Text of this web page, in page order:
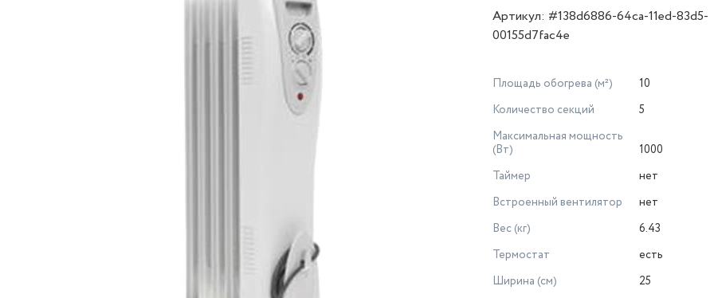
Артикул: #138d6886-64ca-11ed-83d5-
00155d7fac4e
Площадь обогрева (м²)
10
Количество секций
5
Максимальная мощность
(Вт)
1000
Таймер
нет
Встроенный вентилятор
нет
Вес (кг)
6.43
Термостат
есть
Ширина (см)
25